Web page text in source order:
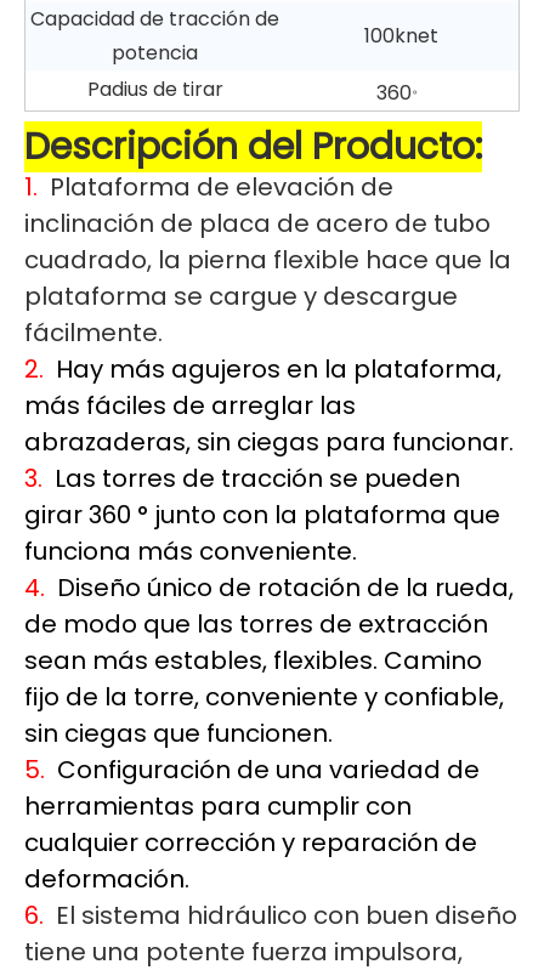
Capacidad de tracción de
potencia
100knet
Padius de tirar
360。
Descripción del Producto:
1. Plataforma de elevación de
inclinación de placa de acero de tubo
cuadrado, la pierna flexible hace que la
plataforma se cargue y descargue
fácilmente.
2. Hay más agujeros en la plataforma,
más fáciles de arreglar las
abrazaderas, sin ciegas para funcionar.
3. Las torres de tracción se pueden
girar 360 ° junto con la plataforma que
funciona más conveniente.
4. Diseño único de rotación de la rueda,
de modo que las torres de extracción
sean más estables, flexibles. Camino
fijo de la torre, conveniente y confiable,
sin ciegas que funcionen.
5. Configuración de una variedad de
herramientas para cumplir con
cualquier corrección y reparación de
deformación.
6. El sistema hidráulico con buen diseño
tiene una potente fuerza impulsora,